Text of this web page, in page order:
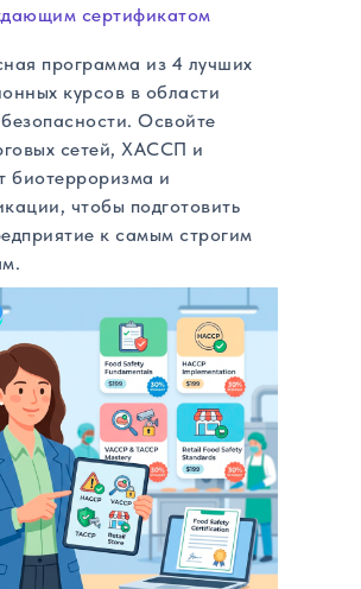
сертификатом
программа из 4 лучших
курсов в области
Освойте
сетей, ХАССП и
биотерроризма и
чтобы подготовить
к самым строгим